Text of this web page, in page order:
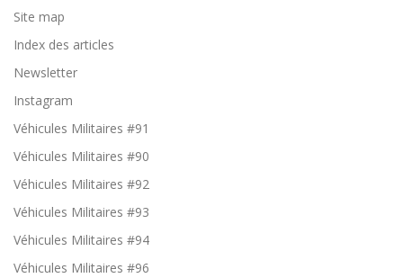
Site map
Index des articles
Newsletter
Instagram
Véhicules Militaires #91
Véhicules Militaires #90
Véhicules Militaires #92
Véhicules Militaires #93
Véhicules Militaires #94
Véhicules Militaires #96
e
nt
u
e
n
e
pe
u
nt
as
re